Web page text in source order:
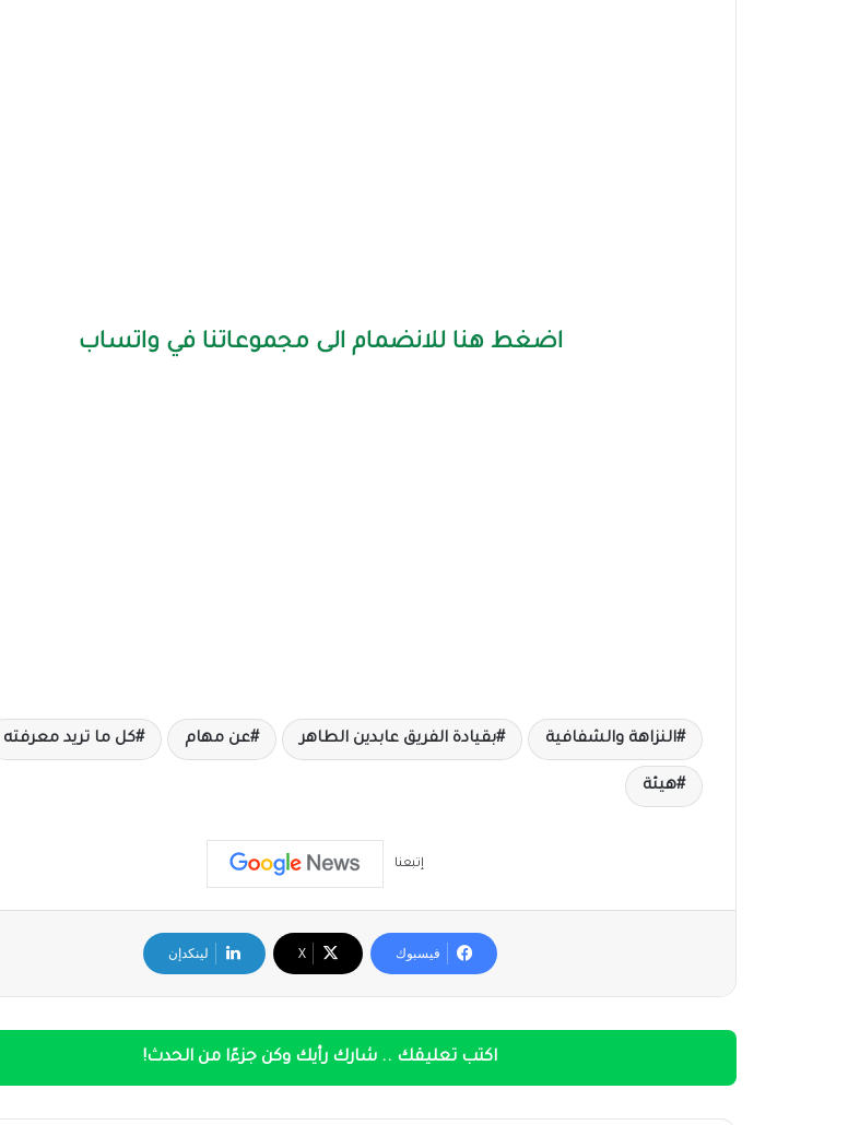
اضغط هنا للانضمام الى مجموعاتنا في واتساب
النزاهة والشفافية بقيادة الفريق عابدين الطاهر عن مهام كل ما تريد معرفته
هيئة
إتبعنا
فيسبوك ‫X لينكدإن
اكتب تعليقك .. شارك رأيك وكن جزءًا من الحدث!